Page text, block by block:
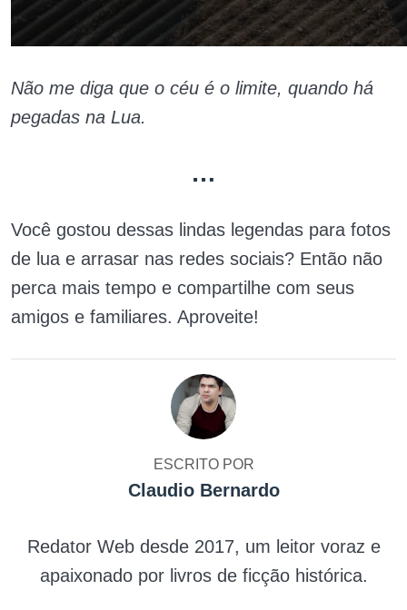
Não me diga que o céu é o limite, quando há
pegadas na Lua.
…
Você gostou dessas lindas legendas para fotos
de lua e arrasar nas redes sociais? Então não
perca mais tempo e compartilhe com seus
amigos e familiares. Aproveite!
ESCRITO POR
Claudio Bernardo
Redator Web desde 2017, um leitor voraz e
apaixonado por livros de ficção histórica.